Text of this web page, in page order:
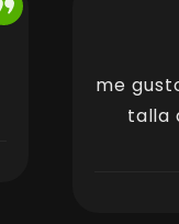
me
talla